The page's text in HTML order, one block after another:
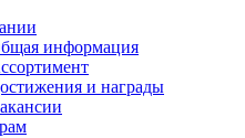
информация
и награды